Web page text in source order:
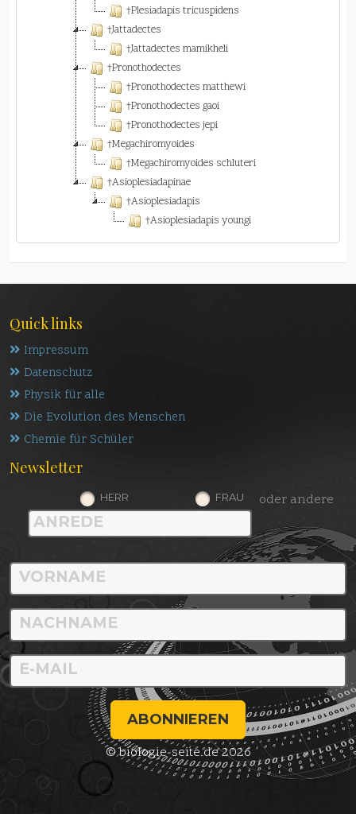
†Plesiadapis tricuspidens
†Jattadectes
†Jattadectes mamikheli
†Pronothodectes
†Pronothodectes matthewi
†Pronothodectes gaoi
†Pronothodectes jepi
†Megachiromyoides
†Megachiromyoides schluteri
†Asioplesiadapinae
†Asioplesiadapis
†Asioplesiadapis youngi
Quick links
Impressum
Datenschutz
Physik für alle
Die Evolution des Menschen
Chemie für Schüler
Newsletter
HERR FRAU oder andere
ABONNIEREN
© biologie-seite.de 2026